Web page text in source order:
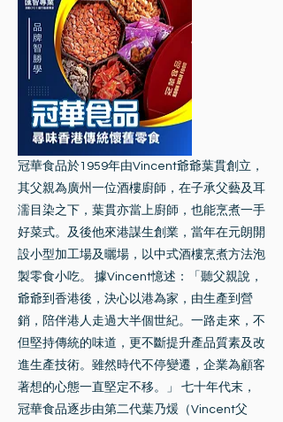
冠華食品於1959年由Vincent爺爺葉貫創立，
其父親為廣州一位酒樓廚師，在子承父藝及耳
濡目染之下，葉貫亦當上廚師，也能烹煮一手
好菜式。及後他來港謀生創業，當年在元朗開
設小型加工場及曬場，以中式酒樓烹煮方法泡
製零食小吃。 據Vincent憶述：「聽父親說，
爺爺到香港後，決心以港為家，由生產到營
銷，陪伴港人走過大半個世紀。一路走來，不
但堅持傳統的味道，更不斷提升產品質素及改
進生產技術。雖然時代不停變遷，企業為顧客
著想的心態一直堅定不移。」 七十年代末，
冠華食品逐步由第二代葉乃煖（Vincent父